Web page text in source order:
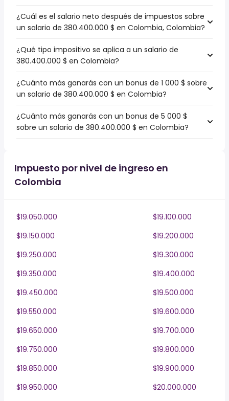
¿Cuál es el salario neto después de impuestos sobre
un salario de 380.400.000 $ en Colombia, Colombia?
¿Qué tipo impositivo se aplica a un salario de
380.400.000 $ en Colombia?
¿Cuánto más ganarás con un bonus de 1 000 $ sobre
un salario de 380.400.000 $ en Colombia?
¿Cuánto más ganarás con un bonus de 5 000 $
sobre un salario de 380.400.000 $ en Colombia?
Impuesto por nivel de ingreso en
Colombia
$19.050.000
$19.100.000
$19.150.000
$19.200.000
$19.250.000
$19.300.000
$19.350.000
$19.400.000
$19.450.000
$19.500.000
$19.550.000
$19.600.000
$19.650.000
$19.700.000
$19.750.000
$19.800.000
$19.850.000
$19.900.000
$19.950.000
$20.000.000